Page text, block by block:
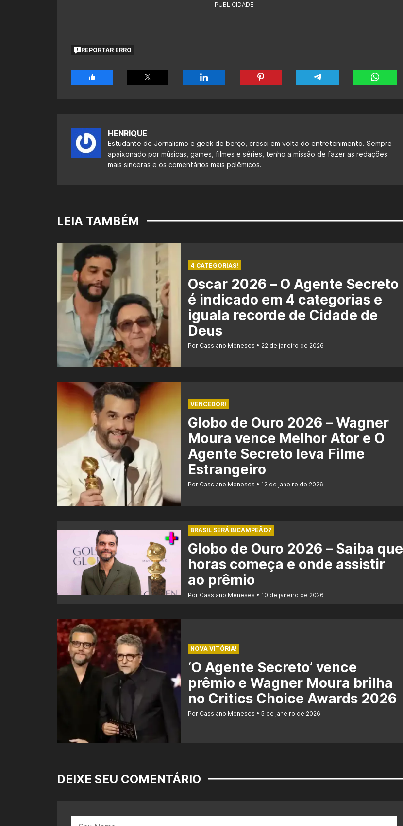
PUBLICIDADE
REPORTAR ERRO
HENRIQUE
Estudante de Jornalismo e geek de berço, cresci em volta do entretenimento. Sempre
apaixonado por músicas, games, filmes e séries, tenho a missão de fazer as redações
mais sinceras e os comentários mais polêmicos.
LEIA TAMBÉM
4 CATEGORIAS!
Oscar 2026 – O Agente Secreto
é indicado em 4 categorias e
iguala recorde de Cidade de
Deus
Por Cassiano Meneses 22 de janeiro de 2026
VENCEDOR!
Globo de Ouro 2026 – Wagner
Moura vence Melhor Ator e O
Agente Secreto leva Filme
Estrangeiro
Por Cassiano Meneses 12 de janeiro de 2026
BRASIL SERÁ BICAMPEÃO?
Globo de Ouro 2026 – Saiba que
horas começa e onde assistir
ao prêmio
Por Cassiano Meneses 10 de janeiro de 2026
NOVA VITÓRIA!
‘O Agente Secreto’ vence
prêmio e Wagner Moura brilha
no Critics Choice Awards 2026
Por Cassiano Meneses 5 de janeiro de 2026
DEIXE SEU COMENTÁRIO
Nome: